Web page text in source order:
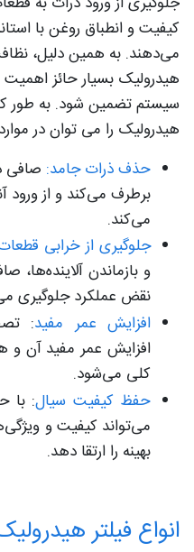
کیفیت و انطباق روغن با
می‌دهند. به همین دلیل،
هیدرولیک بسیار حائز اهمیت
سیستم تضمین شود. به طور
هیدرولیک را می توان در
حذف ذرات جامد: صافی
برطرف می‌کند و از
می‌کند.
جلوگیری از خرابی
و بازماندن
نقض عملکرد جلوگیری
افزایش عمر مفید:
افزایش عمر مفید آن و
کلی می‌شود.
حفظ کیفیت سیال: با
می‌تواند کیفیت و
بهینه را ارتقا دهد.
انواع فیلتر